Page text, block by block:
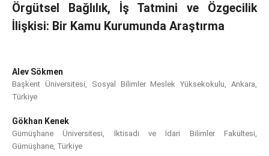
Örgütsel Bağlılık, İş Tatmini ve Özgecilik
İlişkisi: Bir Kamu Kurumunda Araştırma
Alev Sökmen
Başkent Üniversitesi, Sosyal Bilimler Meslek Yüksekokulu, Ankara,
Türkiye
Gökhan Kenek
Gümüşhane Üniversitesi, İktisadi ve İdari Bilimler Fakültesi,
Gümüşhane, Türkiye